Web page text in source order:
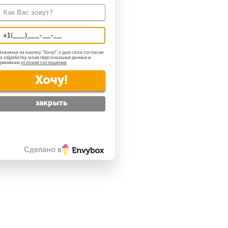
на кнопку "Хочу!", я даю свое согласие
обработку моих персональных данных и
условия соглашения
Хочу!
закрыть
Сделано в